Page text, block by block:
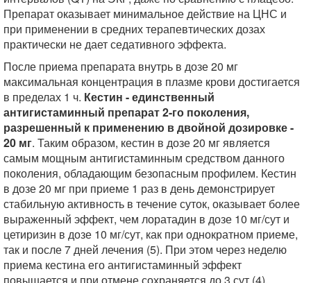
Препарат оказывает минимальное действие на ЦНС и
при применении в средних терапевтических дозах
практически не дает седативного эффекта.
После приема препарата внутрь в дозе 20 мг
максимальная концентрация в плазме крови достигается
в пределах 1 ч. Кестин - единственный
антигистаминный препарат 2-го поколения,
разрешенный к применению в двойной дозировке -
20 мг. Таким образом, кестин в дозе 20 мг является
самым мощным антигистаминным средством данного
поколения, обладающим безопасным профилем. Кестин
в дозе 20 мг при приеме 1 раз в день демонстрирует
стабильную активность в течение суток, оказывает более
выраженный эффект, чем лоратадин в дозе 10 мг/сут и
цетиризин в дозе 10 мг/сут, как при однократном приеме,
так и после 7 дней лечения (5). При этом через неделю
приема кестина его антигистаминный эффект